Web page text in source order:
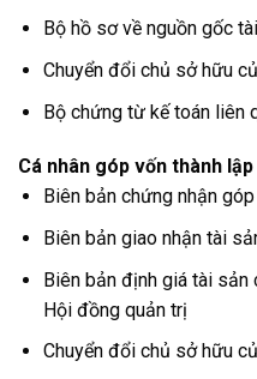
Bộ hồ sơ về nguồn gốc
Chuyển đổi chủ sở hữu
Bộ chứng từ kế toán liên
Cá nhân góp vốn thành
Biên bản chứng nhận
Biên bản giao nhận tài
Biên bản định giá tài sản
Hội đồng quản trị
Chuyển đổi chủ sở hữu